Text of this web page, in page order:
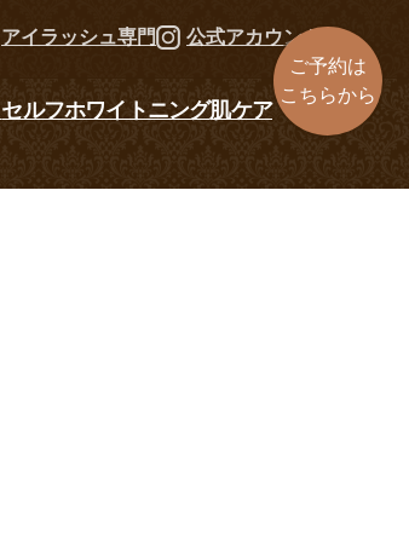
アイラッシュ専門 公式アカウント
セルフホワイトニング肌ケア
ご予約は
こちらから